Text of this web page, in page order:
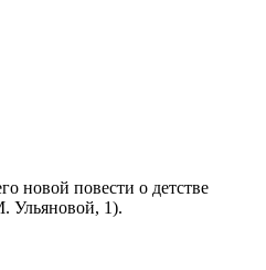
новой повести о детстве
Ульяновой, 1).